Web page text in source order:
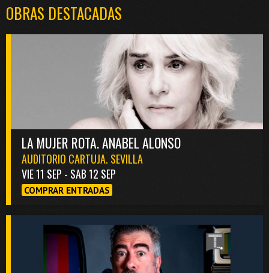
OBRAS DESTACADAS
LA MUJER ROTA. ANABEL ALONSO
AUDITORIO CARTUJA. SEVILLA
VIE 11 SEP - SAB 12 SEP
COMPRAR ENTRADAS